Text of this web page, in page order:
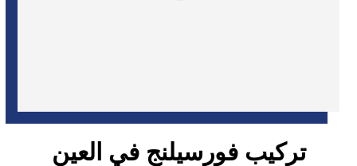
تركيب فورسيلنج في العين